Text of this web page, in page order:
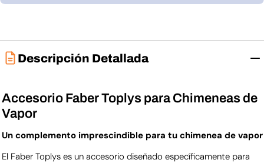
Descripción Detallada
Accesorio Faber Toplys para Chimeneas de
Vapor
Un complemento imprescindible para tu chimenea de vapor
El Faber Toplys es un accesorio diseñado específicamente para